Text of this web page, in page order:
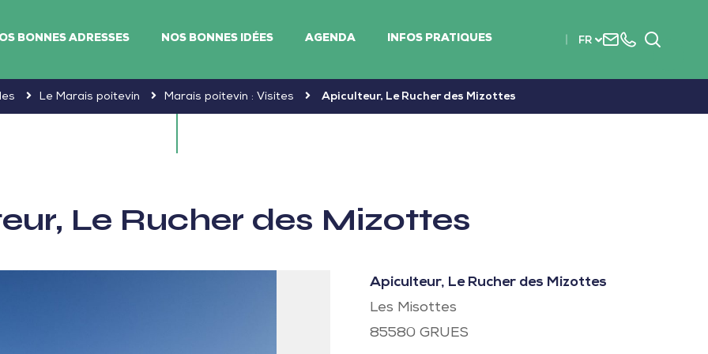
BONNES ADRESSES NOS BONNES IDÉES AGENDA INFOS PRATIQUES FR
Nous+33
Le Marais poitevin Marais poitevin : Visites Apiculteur, Le Rucher des Mizottes
Le Rucher des Mizottes
Apiculteur, Le Rucher des Mizottes
Les Misottes
85580 GRUES